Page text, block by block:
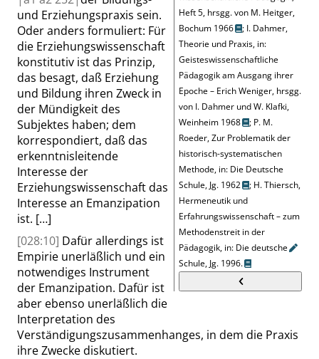
Heft 5, hrsgg. von M. Heitger,
Bochum 1966
; I. Dahmer,
Theorie und Praxis, in:
Geisteswissenschaftliche
Pädagogik am Ausgang ihrer
Epoche – Erich Weniger, hrsgg.
von I. Dahmer und W. Klafki,
Weinheim 1968
; P. M.
Roeder, Zur Problematik der
historisch-systematischen
Methode, in: Die Deutsche
Schule, Jg. 1962
; H.Thiersch,
Hermeneutik und
Erfahrungswissenschaft – zum
Methodenstreit in der
Pädagogik, in: Diedeutsche
Schule, Jg. 1996.
und Erziehungspraxis sein.
Oder anders formuliert: Für
die Erziehungswissenschaft
konstitutiv ist das Prinzip,
das besagt, daß Erziehung
und Bildung ihren Zweck in
der Mündigkeit des
Subjektes haben; dem
korrespondiert, daß das
erkenntnisleitende
Interesse der
Erziehungswissenschaft das
Interesse an Emanzipation
ist. […]
[028:10] Dafür allerdings ist
Empirie unerläßlich und ein
notwendiges Instrument
der Emanzipation. Dafür ist
aber ebenso unerläßlich die
Interpretation des
Verständigungszusammenhanges, in dem die Praxis
ihre Zwecke diskutiert.